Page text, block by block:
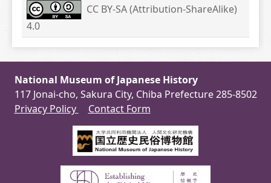
CC BY-SA (Attribution-ShareAlike)
4.0
National Museum of Japanese History
117 Jonai-cho, Sakura City, Chiba Prefecture 285-8502
Privacy Policy
Contact Form